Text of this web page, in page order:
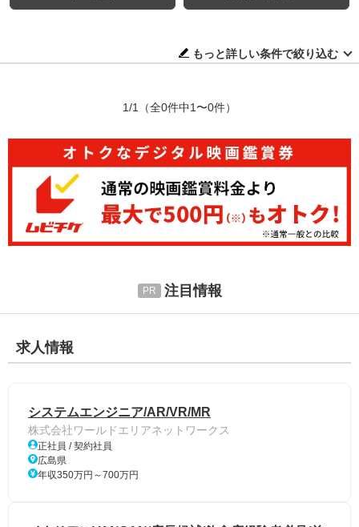
もっと詳しい条件で絞り込む
1/1 （全0件中1〜0件）
注目情報
求人情報
システムエンジニア/AR/VR/MR
株式会社ワールドエリアネットワークス
正社員 / 契約社員
広島県
年収350万円～700万円